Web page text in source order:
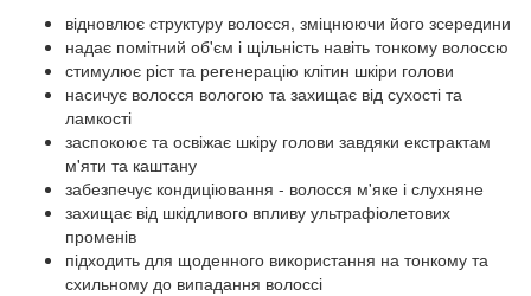
відновлює структуру волосся, зміцнюючи його зсередини
надає помітний об'єм і щільність навіть тонкому волоссю
стимулює ріст та регенерацію клітин шкіри голови
насичує волосся вологою та захищає від сухості та
ламкості
заспокоює та освіжає шкіру голови завдяки екстрактам
м'яти та каштану
забезпечує кондиціювання - волосся м'яке і слухняне
захищає від шкідливого впливу ультрафіолетових
променів
підходить для щоденного використання на тонкому та
схильному до випадання волоссі